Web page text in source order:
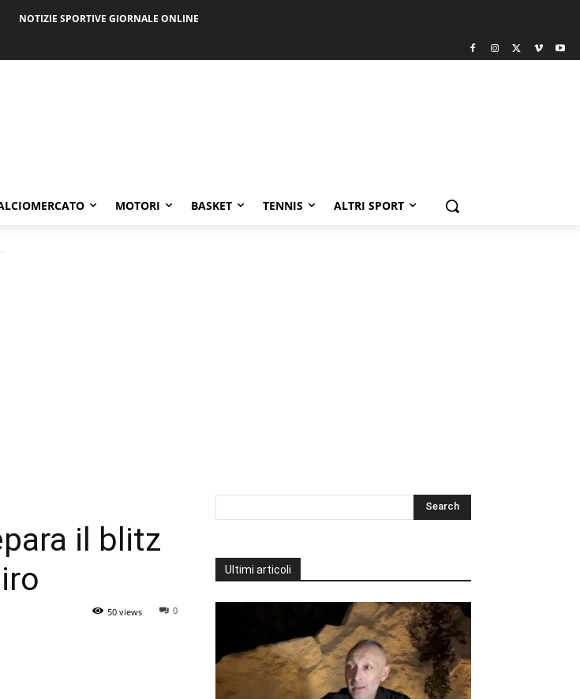
NOTIZIE SPORTIVE GIORNALE ONLINE
MOTORI BASKET TENNIS ALTRI SPORT
il blitz
0
50 views
Ultimi articoli